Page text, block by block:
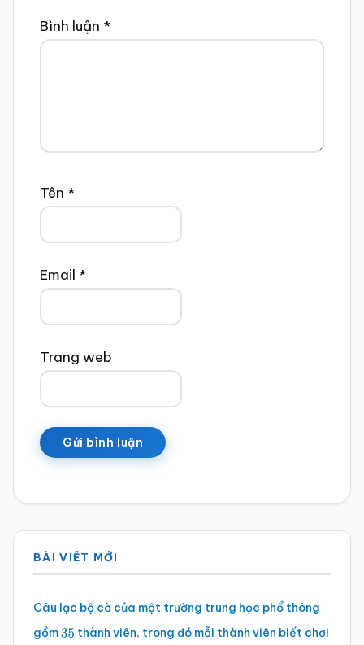
Bình luận *
Tên *
Email *
Trang web
Sidebar
chính
BÀI VIẾT MỚI
Câu lạc bộ cờ của một trường trung học phổ thông
gồm35 thành viên, trong đó mỗi thành viên biết chơi